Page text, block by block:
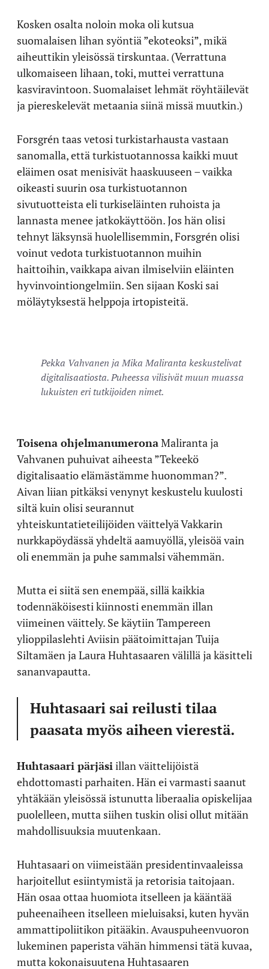
Kosken osalta noloin moka oli kutsua
suomalaisen lihan syöntiä ”ekoteoksi”, mikä
aiheuttikin yleisössä tirskuntaa. (Verrattuna
ulkomaiseen lihaan, toki, muttei verrattuna
kasviravintoon. Suomalaiset lehmät röyhtäilevät
ja piereskelevät metaania siinä missä muutkin.)
Forsgrén taas vetosi turkistarhausta vastaan
sanomalla, että turkistuotannossa kaikki muut
eläimen osat menisivät haaskuuseen – vaikka
oikeasti suurin osa turkistuotannon
sivutuotteista eli turkiseläinten ruhoista ja
lannasta menee jatkokäyttöön. Jos hän olisi
tehnyt läksynsä huolellisemmin, Forsgrén olisi
voinut vedota turkistuotannon muihin
haittoihin, vaikkapa aivan ilmiselviin eläinten
hyvinvointiongelmiin. Sen sijaan Koski sai
möläytyksestä helppoja irtopisteitä.
Pekka Vahvanen ja Mika Maliranta keskustelivat
digitalisaatiosta. Puheessa vilisivät muun muassa
lukuisten eri tutkijoiden nimet.
Toisena ohjelmanumeronaMaliranta ja
Vahvanen puhuivat aiheesta ”Tekeekö
digitalisaatio elämästämme huonomman?”.
Aivan liian pitkäksi venynyt keskustelu kuulosti
siltä kuin olisi seurannut
yhteiskuntatieteilijöiden väittelyä Vakkarin
nurkkapöydässä yhdeltä aamuyöllä, yleisöä vain
oli enemmän ja puhe sammalsi vähemmän.
Mutta ei siitä sen enempää, sillä kaikkia
todennäköisesti kiinnosti enemmän illan
viimeinen väittely. Se käytiin Tampereen
ylioppilaslehti Aviisin päätoimittajan Tuija
Siltamäen ja Laura Huhtasaaren välillä ja käsitteli
sananvapautta.
Huhtasaari sai reilusti tilaa
paasata myös aiheen vierestä.
Huhtasaari pärjäsiillan väittelijöistä
ehdottomasti parhaiten. Hän ei varmasti saanut
yhtäkään yleisössä istunutta liberaalia opiskelijaa
puolelleen, mutta siihen tuskin olisi ollut mitään
mahdollisuuksia muutenkaan.
Huhtasaari on viimeistään presidentinvaaleissa
harjoitellut esiintymistä ja retorisia taitojaan.
Hän osaa ottaa huomiota itselleen ja kääntää
puheenaiheen itselleen mieluisaksi, kuten hyvän
ammattipoliitikon pitääkin. Avauspuheenvuoron
lukeminen paperista vähän himmensi tätä kuvaa,
mutta kokonaisuutena Huhtasaaren